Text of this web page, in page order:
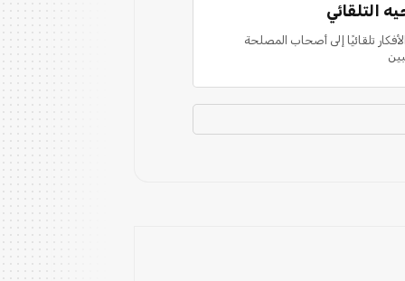
التلقائي
تلقائيًا إلى أصحاب المصلحة